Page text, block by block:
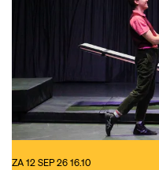
ZA 12 SEP 2616.10